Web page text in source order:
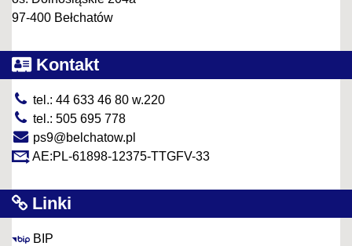
97-400 Bełchatów
Kontakt
tel.: 44 633 46 80 w.220
tel.: 505 695 778
ps9@belchatow.pl
AE:PL-61898-12375-TTGFV-33
Linki
BIP